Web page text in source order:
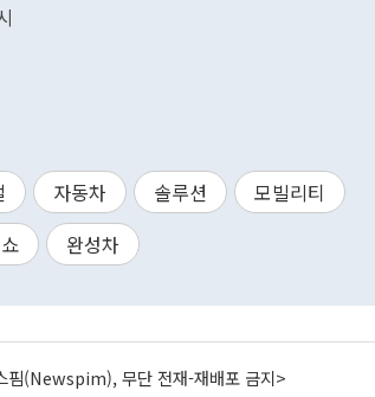
자동차 솔루션
모빌리티
완성차
핌(Newspim), 무단 전재-재배포 금지>